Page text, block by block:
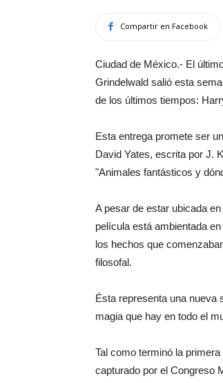
Compartir en Facebook
Ciudad de México.- El
Grindelwald salió esta
de los últimos tiempos:
Esta entrega promete ser
David Yates, escrita por J.
"Animales fantásticos y
A pesar de estar ubicada
película está ambientada
los hechos que
filosofal.
Ésta representa una nueva
magia que hay en todo el
Tal como terminó la
capturado por el Congreso